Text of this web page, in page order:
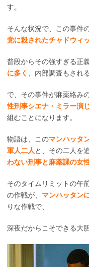
す。
そんな状況で、この事件
党に殺されたチャドウィ
普段からその強すぎる正
に多く
、内部調査もされ
で、その事件が麻薬絡み
性刑事シエナ・ミラー演
組むことになります。
物語は、このマンハッタ
軍人二人 と、その二人を
わない刑事と麻薬課の女
そのタイムリミットの午
の作戦が、 マンハッタン
りな作戦で、
深夜だからこそできる大